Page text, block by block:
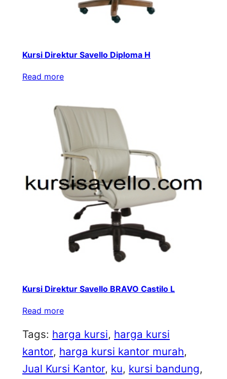
Kursi Direktur Savello Diploma H
Read more
Kursi Direktur Savello BRAVO Castilo L
Read more
Tags: harga kursi, harga kursi
kantor, harga kursi kantor murah
Jual Kursi Kantor, ku, kursi bandung